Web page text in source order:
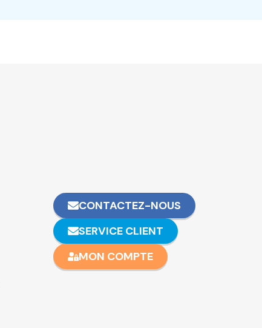
CONTACTEZ-NOUS
SERVICE CLIENT
MON COMPTE